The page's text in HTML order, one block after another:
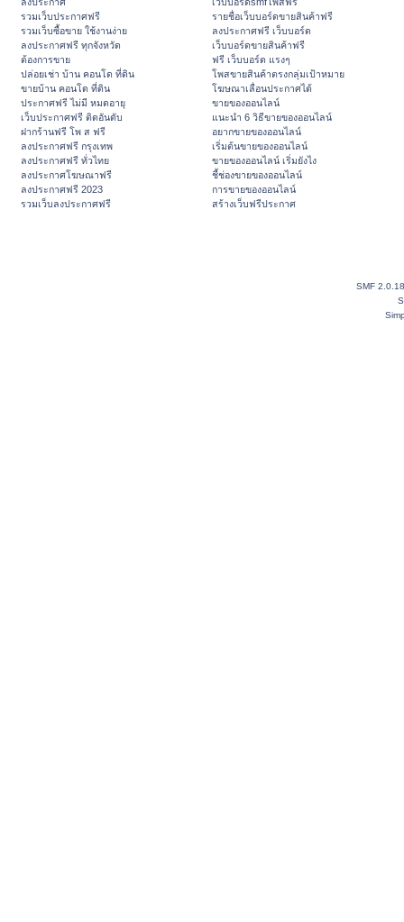
รวมเว็บประกาศฟรี
รวมเว็บซื้อขาย ใช้งานง่าย
ลงประกาศฟรี ทุกจังหวัด
ต้องการขาย
ปล่อยเช่า บ้าน คอนโด ที่ดิน
ขายบ้าน คอนโด ที่ดิน
ประกาศฟรี ไม่มี หมดอายุ
เว็บประกาศฟรี ติดอันดับ
ฝากร้านฟรี โพ ส ฟรี
ลงประกาศฟรี กรุงเทพ
ลงประกาศฟรี ทั่วไทย
ลงประกาศโฆษณาฟรี
ลงประกาศฟรี 2023
รวมเว็บลงประกาศฟรี
รายชื่อเว็บบอร์ดขายสินค้าฟรี
ลงประกาศฟรี เว็บบอร์ด
เว็บบอร์ดขายสินค้าฟรี
ฟรี เว็บบอร์ด แรงๆ
โพสขายสินค้าตรงกลุ่มเป้าหมาย
โฆษณาเลื่อนประกาศได้
ขายของออนไลน์
แนะนำ 6 วิธีขายของออนไลน์
อยากขายของออนไลน์
เริ่มต้นขายของออนไลน์
ขายของออนไลน์ เริ่มยังไง
ชี้ช่องขายของออนไลน์
การขายของออนไลน์
สร้างเว็บฟรีประกาศ
SMF 2.0.18